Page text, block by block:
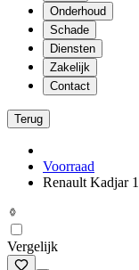
Onderhoud
Schade
Diensten
Zakelijk
Contact
Terug
Voorraad
Renault Kadjar
Vergelijk